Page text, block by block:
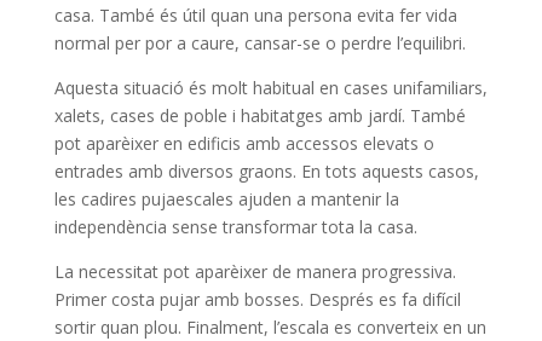
casa. També és útil quan una persona evita fer vida
normal per por a caure, cansar-se o perdre l’equilibri.
Aquesta situació és molt habitual en cases unifamiliars,
xalets, cases de poble i habitatges amb jardí. També
pot aparèixer en edificis amb accessos elevats o
entrades amb diversos graons. En tots aquests casos,
les cadires pujaescales ajuden a mantenir la
independència sense transformar tota la casa.
La necessitat pot aparèixer de manera progressiva.
Primer costa pujar amb bosses. Després es fa difícil
sortir quan plou. Finalment, l’escala es converteix en un